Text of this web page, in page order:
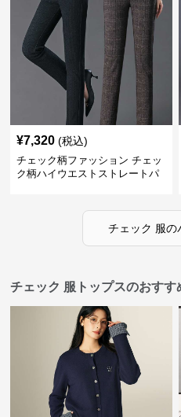
¥7,320 (税込)
チェック柄ファッション チェッ
ク柄ハイウエストストレートパ
チェック 服の
チェック 服トップスのおすす